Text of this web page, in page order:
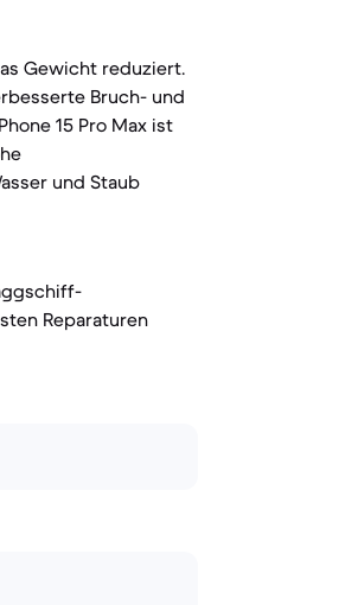
Gewicht reduziert.
Bruch- und
15 Pro Max ist
und Staub
Reparaturen